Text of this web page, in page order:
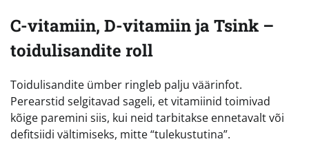
C-vitamiin, D-vitamiin ja Tsink –
toidulisandite roll
Toidulisandite ümber ringleb palju väärinfot.
Perearstid selgitavad sageli, et vitamiinid toimivad
kõige paremini siis, kui neid tarbitakse ennetavalt või
defitsiidi vältimiseks, mitte “tulekustutina”.